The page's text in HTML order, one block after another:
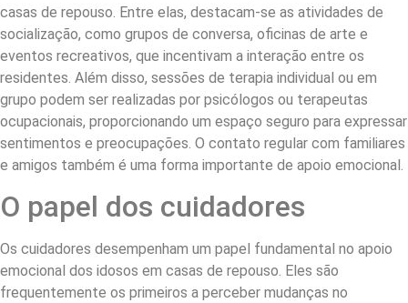
casas de repouso. Entre elas, destacam-se as atividades de
socialização, como grupos de conversa, oficinas de arte e
eventos recreativos, que incentivam a interação entre os
residentes. Além disso, sessões de terapia individual ou em
grupo podem ser realizadas por psicólogos ou terapeutas
ocupacionais, proporcionando um espaço seguro para expressar
sentimentos e preocupações. O contato regular com familiares
e amigos também é uma forma importante de apoio emocional.
O papel dos cuidadores
Os cuidadores desempenham um papel fundamental no apoio
emocional dos idosos em casas de repouso. Eles são
frequentemente os primeiros a perceber mudanças no